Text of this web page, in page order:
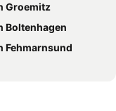
Groemitz
Boltenhagen
Fehmarnsund